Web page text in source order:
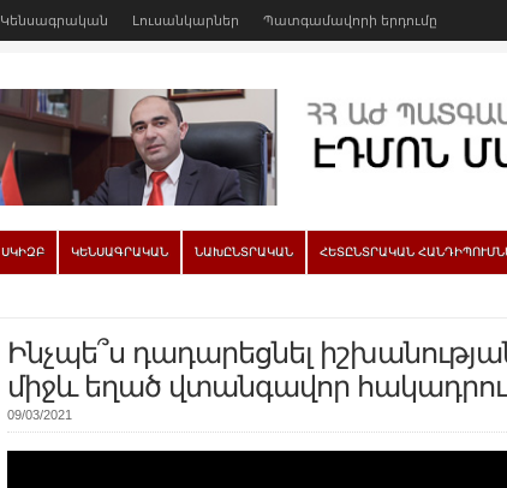
Կենսագրական Լուսանկարներ Պատգամավորի երդումը
ՍԿԻԶԲ ԿԵՆՍԱԳՐԱԿԱՆ ՆԱԽԸՆՏՐԱԿԱՆ ՀԵՏԸՆՏՐԱԿԱՆ
Ինչպե՞ս դադարեցնել
միջև եղած վտանգավոր
09/03/2021